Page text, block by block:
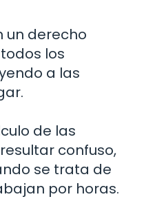
un derecho
los
a las
de las
confuso,
se trata de
por horas.